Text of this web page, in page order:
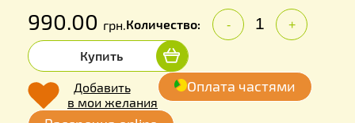
990.00 грн.Количество: - +
Купить
Добавить
в мои желания
Оплата частями